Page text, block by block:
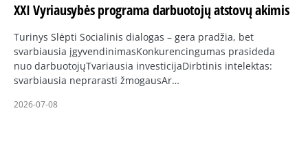
XXI Vyriausybės programa darbuotojų atstovų akimis
Turinys Slėpti Socialinis dialogas – gera pradžia, bet
svarbiausia įgyvendinimasKonkurencingumas prasideda
nuo darbuotojųTvariausia investicijaDirbtinis intelektas:
svarbiausia neprarasti žmogausAr…
2026-07-08